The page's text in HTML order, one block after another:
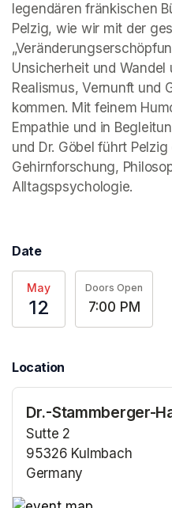
legendären fränkischen
Pelzig, wie wir mit der
Unsicherheit und
Realismus, Vernunft und
kommen. Mit feinem
Empathie und in
und Dr. Göbel führt
Gehirnforschung,
Alltagspsychologie.
Date
May
12
Doors Open
7:00 PM
Location
Dr.-Stammberger-
Sutte 2
95326 Kulmbach
Germany